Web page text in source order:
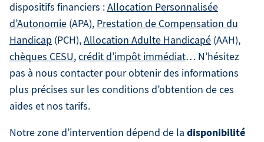
dispositifs financiers :Allocation Personnalisée
d’Autonomie (APA), Prestation de Compensation du
Handicap (PCH),Allocation Adulte Handicapé (AAH),
chèques CESU,crédit d’impôt immédiat… N’hésitez
pas à nous contacter pour obtenir des informations
plus précises sur les conditions d’obtention de ces
aides et nos tarifs.
Notre zone d’intervention dépend de la disponibilité